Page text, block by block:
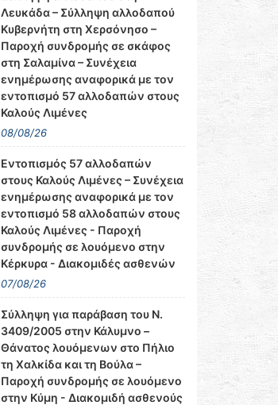
Λευκάδα – Σύλληψη αλλοδαπού
Κυβερνήτη στη Χερσόνησο –
Παροχή συνδρομής σε σκάφος
στη Σαλαμίνα – Συνέχεια
ενημέρωσης αναφορικά με τον
εντοπισμό 57 αλλοδαπών στους
Καλούς Λιμένες
08/08/26
Εντοπισμός 57 αλλοδαπών
στους Καλούς Λιμένες – Συνέχεια
ενημέρωσης αναφορικά με τον
εντοπισμό 58 αλλοδαπών στους
Καλούς Λιμένες - Παροχή
συνδρομής σε λουόμενο στην
Κέρκυρα - Διακομιδές ασθενών
07/08/26
Σύλληψη για παράβαση του Ν.
3409/2005 στην Κάλυμνο –
Θάνατος λουόμενων στο Πήλιο
τη Χαλκίδα και τη Βούλα –
Παροχή συνδρομής σε λουόμενο
στην Κύμη - Διακομιδή ασθενούς